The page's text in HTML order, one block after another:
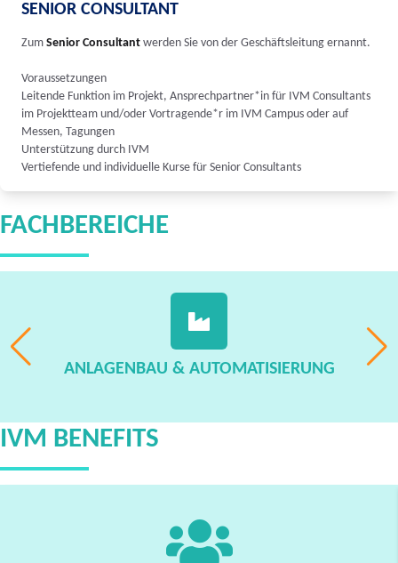
SENIOR CONSULTANT
Zum Senior Consultant werden Sie von der Geschäftsleitung ernannt.
Voraussetzungen
Leitende Funktion im Projekt, Ansprechpartner*in für IVM Consultants
im Projektteam und/oder Vortragende*r im IVM Campus oder auf
Messen, Tagungen
Unterstützung durch IVM
Vertiefende und individuelle Kurse für Senior Consultants
FACHBEREICHE
ANLAGENBAU & AUTOMATISIERUNG
IVM BENEFITS